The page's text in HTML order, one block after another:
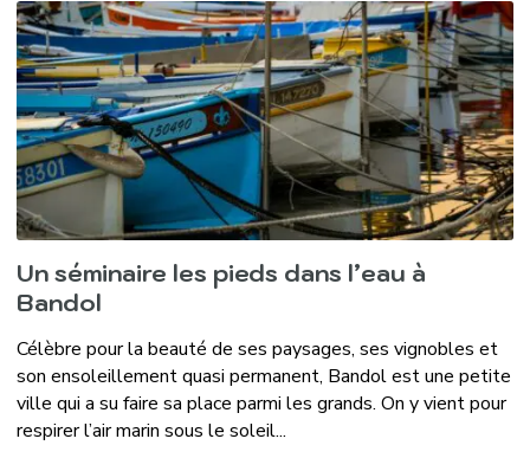
Un séminaire les pieds dans l’eau à
Bandol
Célèbre pour la beauté de ses paysages, ses vignobles et
son ensoleillement quasi permanent, Bandol est une petite
ville qui a su faire sa place parmi les grands. On y vient pour
respirer l’air marin sous le soleil...